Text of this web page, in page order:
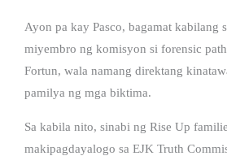
Ayon pa kay Pasco, bagamat kabilang
miyembro ng komisyon si forensic
Fortun, wala namang direktang
pamilya ng mga biktima.
Sa kabila nito, sinabi ng Rise Up
makipagdayalogo sa EJK Truth